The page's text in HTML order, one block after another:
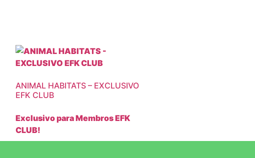
ANIMAL HABITATS – EXCLUSIVO
EFK CLUB
Exclusivo para Membros EFK
CLUB!